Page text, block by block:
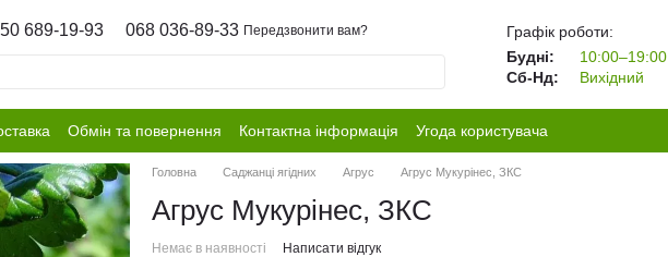
689-19-93 068 036-89-33 Передзвонити вам?
Графік роботи:
Будні:
10:00–19:00
Сб-Нд:
Вихідний
Обмін та повернення Контактна інформація Угода користувача
Головна Саджанці ягідних Агрус Агрус Мукурінес, ЗКС
Агрус Мукурінес, ЗКС
Немає в наявності Написати відгук